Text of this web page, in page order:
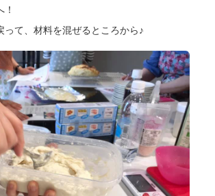
って、材料を混ぜるところから♪